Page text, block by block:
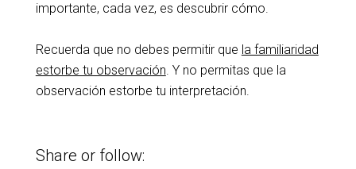
importante, cada vez, es descubrir cómo.
Recuerda que no debes permitir que la familiaridad
estorbe tu observación. Y no permitas que la
observación estorbe tu interpretación.
Share or follow: